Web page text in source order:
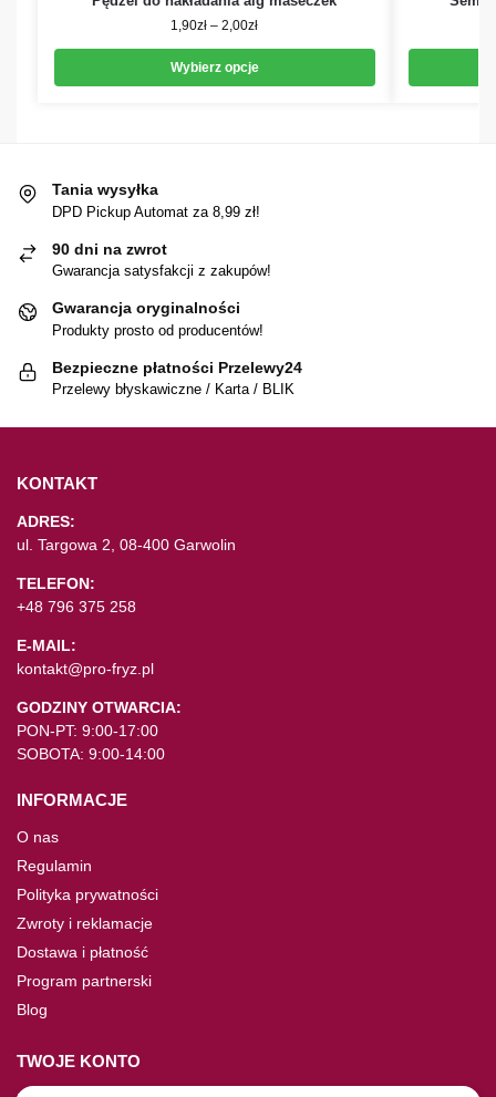
1,90zł – 2,00zł
Wybierz opcje
Tania wysyłka
DPD Pickup Automat za 8,99 zł!
90 dni na zwrot
Gwarancja satysfakcji z zakupów!
Gwarancja oryginalności
Produkty prosto od producentów!
Bezpieczne płatności Przelewy24
Przelewy błyskawiczne / Karta / BLIK
KONTAKT
ADRES:
ul. Targowa 2, 08-400 Garwolin
TELEFON:
+48 796 375 258
E-MAIL:
kontakt@pro-fryz.pl
GODZINY OTWARCIA:
PON-PT: 9:00-17:00
SOBOTA: 9:00-14:00
INFORMACJE
O nas
Regulamin
Polityka prywatności
Zwroty i reklamacje
Dostawa i płatność
Program partnerski
Blog
TWOJE KONTO